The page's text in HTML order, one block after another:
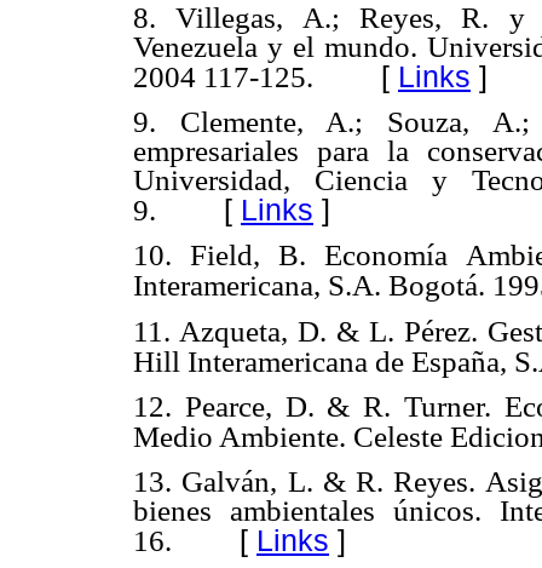
8. Villegas, A.; Reyes, R. y
Venezuela y el mundo.
2004 117-125. [ Links ]
9. Clemente, A.; Souza,
empresariales para la
Universidad, Ciencia y
9. [ Links ]
10. Field, B. Economía
Interamericana, S.A. Bogotá.
11. Azqueta, D. & L. Pérez.
Hill Interamericana de España,
12. Pearce, D. & R. Turner.
Medio Ambiente. Celeste
13. Galván, L. & R. Reyes.
bienes ambientales únicos.
16. [ Links ]